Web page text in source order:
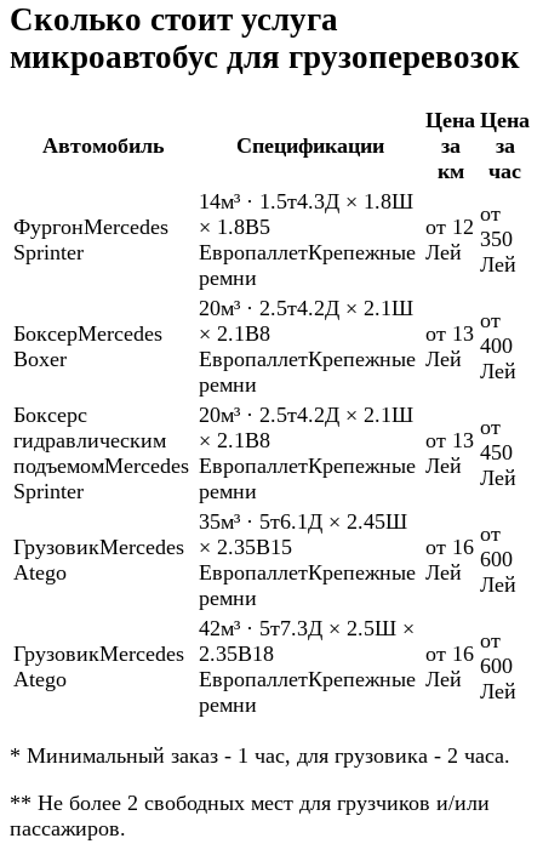
Сколько стоит услуга
микроавтобус для грузоперевозок
Автомобиль Спецификации
Цена
за
км
Цена
за
час
ФургонMercedes
Sprinter
14м³ · 1.5т4.3Д × 1.8Ш
× 1.8В5
ЕвропаллетКрепежные
ремни
от 12
Лей
от
350
Лей
БоксерMercedes
Boxer
20м³ · 2.5т4.2Д × 2.1Ш
× 2.1В8
ЕвропаллетКрепежные
ремни
от 13
Лей
от
400
Лей
Боксерс
гидравлическим
подъемомMercedes
Sprinter
20м³ · 2.5т4.2Д × 2.1Ш
× 2.1В8
ЕвропаллетКрепежные
ремни
от 13
Лей
от
450
Лей
ГрузовикMercedes
Atego
35м³ · 5т6.1Д × 2.45Ш
× 2.35В15
ЕвропаллетКрепежные
ремни
от 16
Лей
от
600
Лей
ГрузовикMercedes
Atego
42м³ · 5т7.3Д × 2.5Ш ×
2.35В18
ЕвропаллетКрепежные
ремни
от 16
Лей
от
600
Лей
* Минимальный заказ - 1 час, для грузовика - 2 часа.
** Не более 2 свободных мест для грузчиков и/или
пассажиров.